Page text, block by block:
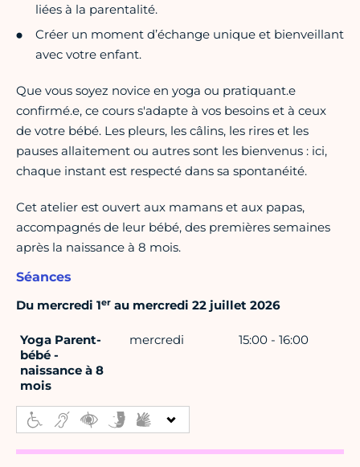
liées à la parentalité.
Créer un moment d’échange unique et bienveillant
avec votre enfant.
Que vous soyez novice en yoga ou pratiquant.e
confirmé.e, ce cours s'adapte à vos besoins et à ceux
de votre bébé. Les pleurs, les câlins, les rires et les
pauses allaitement ou autres sont les bienvenus : ici,
chaque instant est respecté dans sa spontanéité.
Cet atelier est ouvert aux mamans et aux papas,
accompagnés de leur bébé, des premières semaines
après la naissance à 8 mois.
Séances
Du mercredi 1er au mercredi 22 juillet 2026
Yoga Parent-
bébé -
naissance à 8
mois
mercredi 15:00 - 16:00